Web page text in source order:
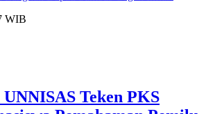
WIB
Teken PKS